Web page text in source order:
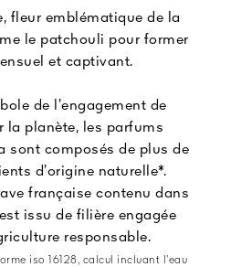
fleur emblématique de la
le patchouli pour former
et captivant.
de l’engagement de
la planète, les parfums
sont composés de plus de
d’origine naturelle*.
française contenu dans
issu de filière engagée
responsable.
iso 16128, calcul incluant l’eau